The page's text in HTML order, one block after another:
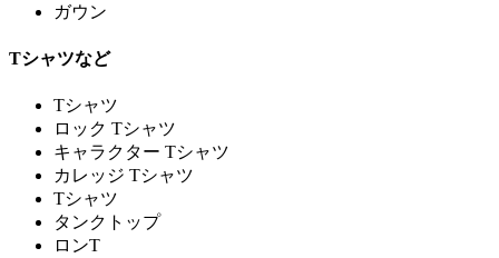
ガウン
Tシャツなど
Tシャツ
ロック Tシャツ
キャラクター Tシャツ
カレッジ Tシャツ
Tシャツ
タンクトップ
ロンT